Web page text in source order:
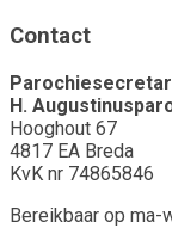
Contact
H.
Hooghout 67
4817 EA Breda
KvK nr 74865846
Bereikbaar op ma-